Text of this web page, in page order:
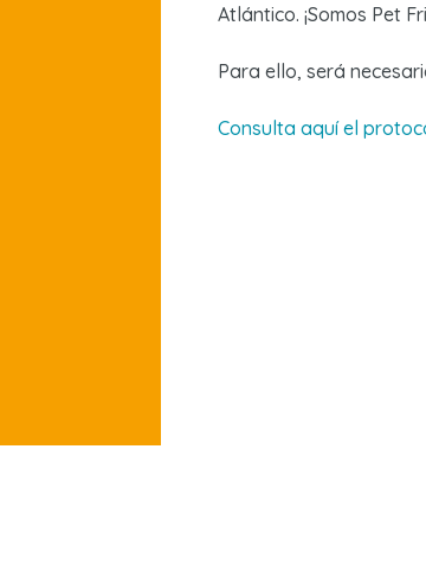
Atlántico. ¡Somos Pet
Para ello, será
Consulta aquí el